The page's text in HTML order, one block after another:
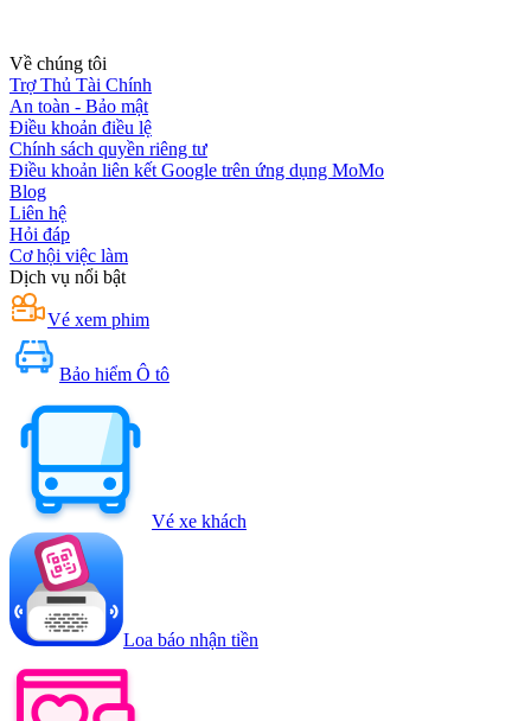
Về chúng tôi
Trợ Thủ Tài Chính
An toàn - Bảo mật
Điều khoản điều lệ
Chính sách quyền riêng tư
Điều khoản liên kết Google trên ứng dụng MoMo
Blog
Liên hệ
Hỏi đáp
Cơ hội việc làm
Dịch vụ nổi bật
Vé xem phim
Bảo hiểm Ô tô
Vé xe khách
Loa báo nhận tiền